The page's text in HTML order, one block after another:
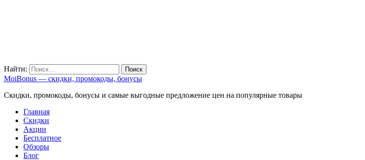
Найти:
MoiBonus — скидки, промокоды, бонусы
Скидки, промокоды, бонусы и самые выгодные предложение цен на популярные товары
Главная
Скидки
Акции
Бесплатное
Обзоры
Блог